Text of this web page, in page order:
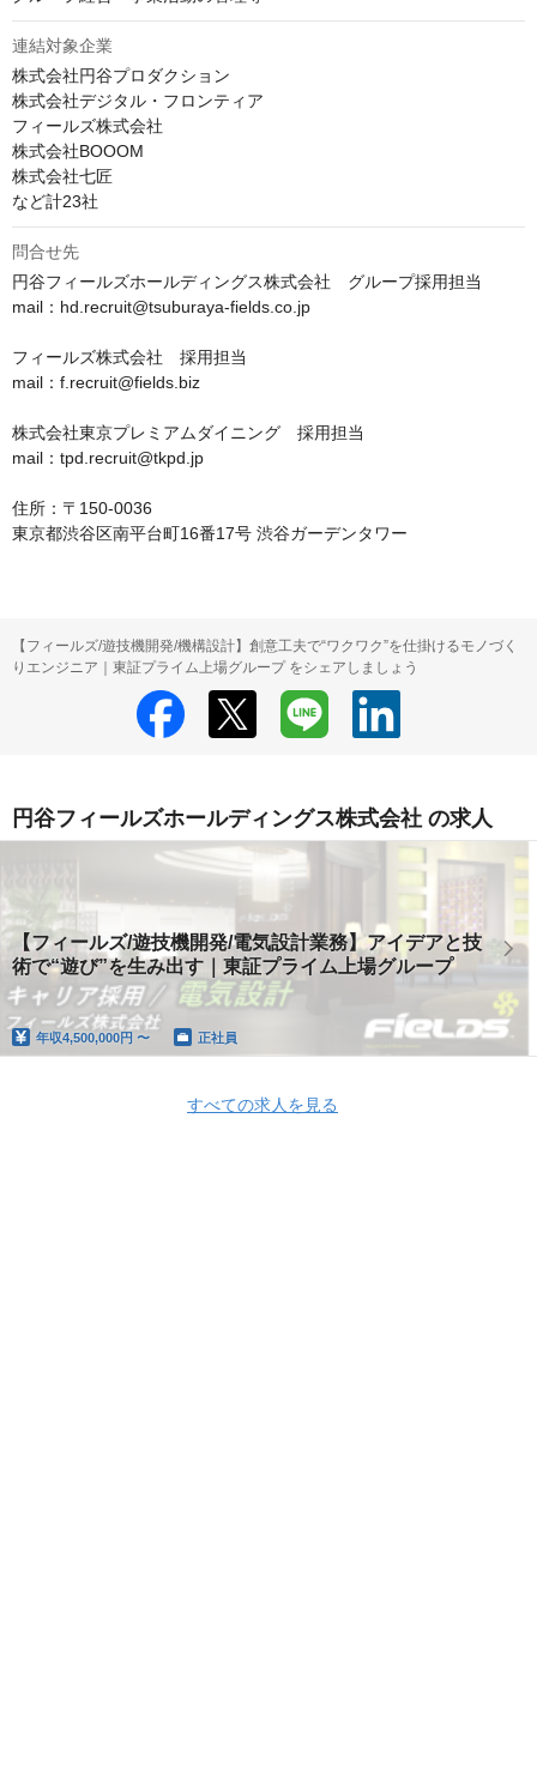
連結対象企業
株式会社円谷プロダクション
株式会社デジタル・フロンティア
フィールズ株式会社
株式会社BOOOM
株式会社七匠
など計23社
問合せ先
円谷フィールズホールディングス株式会社　グループ採用担当
mail：hd.recruit@tsuburaya-fields.co.jp
フィールズ株式会社　採用担当
mail：f.recruit@fields.biz
株式会社東京プレミアムダイニング　採用担当
mail：tpd.recruit@tkpd.jp
住所：〒150-0036
東京都渋谷区南平台町16番17号 渋谷ガーデンタワー
【フィールズ/遊技機開発/機構設計】創意工夫で“ワクワク”を仕掛けるモノづく
りエンジニア｜東証プライム上場グループ をシェアしましょう
円谷フィールズホールディングス株式会社 の求人
【フィールズ/遊技機開発/電気設計業務】アイデアと技
術で“遊び”を生み出す｜東証プライム上場グループ
年収4,500,000円 〜 正社員
すべての求人を見る